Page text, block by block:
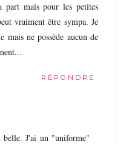
part mais pour les petites
vraiment être sympa. Je
mais ne possède aucun de
RÉPONDRE
belle. J'ai un "uniforme"